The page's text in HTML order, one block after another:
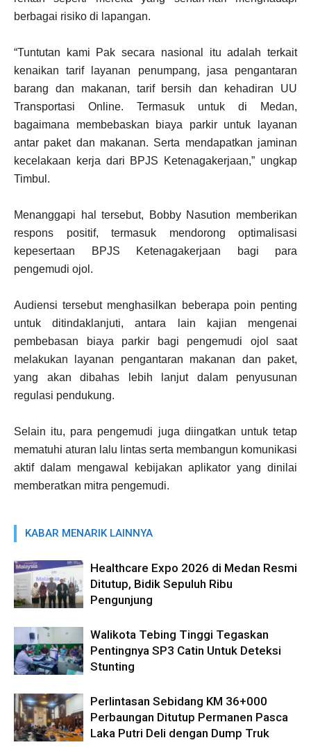
berbagai risiko di lapangan.
“Tuntutan kami Pak secara nasional itu adalah terkait
kenaikan tarif layanan penumpang, jasa pengantaran
barang dan makanan, tarif bersih dan kehadiran UU
Transportasi Online. Termasuk untuk di Medan,
bagaimana membebaskan biaya parkir untuk layanan
antar paket dan makanan. Serta mendapatkan jaminan
kecelakaan kerja dari BPJS Ketenagakerjaan,” ungkap
Timbul.
Menanggapi hal tersebut, Bobby Nasution memberikan
respons positif, termasuk mendorong optimalisasi
kepesertaan BPJS Ketenagakerjaan bagi para
pengemudi ojol.
Audiensi tersebut menghasilkan beberapa poin penting
untuk ditindaklanjuti, antara lain kajian mengenai
pembebasan biaya parkir bagi pengemudi ojol saat
melakukan layanan pengantaran makanan dan paket,
yang akan dibahas lebih lanjut dalam penyusunan
regulasi pendukung.
Selain itu, para pengemudi juga diingatkan untuk tetap
mematuhi aturan lalu lintas serta membangun komunikasi
aktif dalam mengawal kebijakan aplikator yang dinilai
memberatkan mitra pengemudi.
KABAR MENARIK LAINNYA
Healthcare Expo 2026 di Medan Resmi
Ditutup, Bidik Sepuluh Ribu
Pengunjung
Walikota Tebing Tinggi Tegaskan
Pentingnya SP3 Catin Untuk Deteksi
Stunting
Perlintasan Sebidang KM 36+000
Perbaungan Ditutup Permanen Pasca
Laka Putri Deli dengan Dump Truk